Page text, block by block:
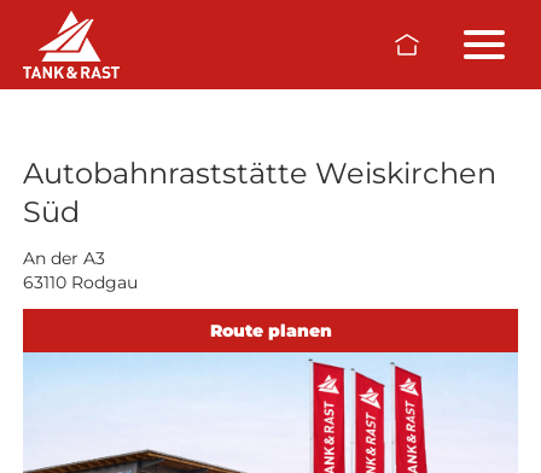
Skip to main content
Raststätten
Autobahnraststätte Weiskirchen
Süd
An der A3
63110 Rodgau
Route planen